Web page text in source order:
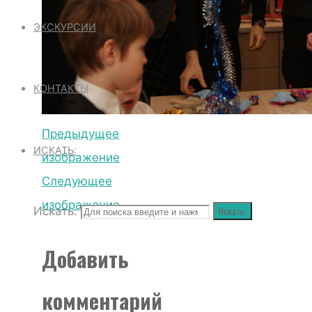
ЭКСКУРСИИ
КОНТАКТЫ
ИСКАТЬ:
Искать: Искать:
Предыдущее
изображение
Следующее
изображение
Добавить
комментарий